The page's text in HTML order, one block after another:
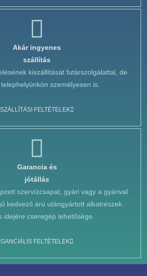
Akár ingyenes
szállítás
kiszállítását futárszolgálattal, de
személyesen is.
SZÁLLÍTÁSI FELTÉTELEK
Garancia és
jótállás
szervízcsapat, gyári vagy a gyárival
kedvező árú utángyártott alkatrészek.
idejére cseregép lehetősége.
GANCIÁLIS FELTÉTELEK